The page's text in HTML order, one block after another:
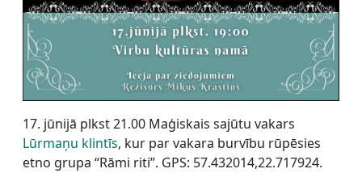
17. jūnijā plkst 21.00 Maģiskais sajūtu vakars
Lūrmaņu klintīs, kur par vakara burvību rūpēsies
etno grupa “Rāmi riti”. GPS: 57.432014,22.717924.